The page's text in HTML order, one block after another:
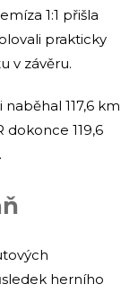
1:1 přišla
prakticky
v závěru.
117,6 km
dokonce 119,6
herního